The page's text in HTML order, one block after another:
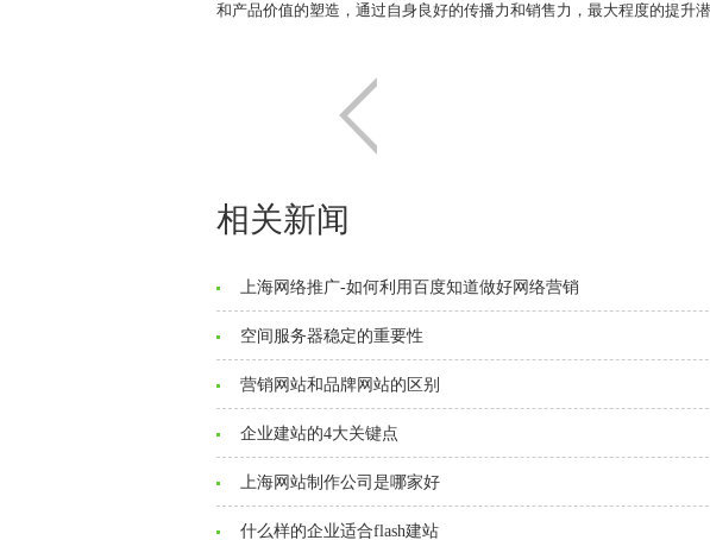
和产品价值的塑造，通过自身良好的传播力和销售力，最大程度的提升潜
相关新闻
上海网络推广-如何利用百度知道做好网络营销
空间服务器稳定的重要性
营销网站和品牌网站的区别
企业建站的4大关键点
上海网站制作公司是哪家好
什么样的企业适合flash建站